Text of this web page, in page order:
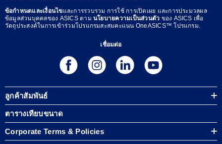
ข้อกำหนดและเงื่อนไขและการรวบรวม การใช้ การเปิดเผย และการประมวลผล
ข้อมูลส่วนบุคคลของ ASICS ตาม นโยบายความเป็นส่วนตัว ของ ASICS เพื่อ
วัตถุประสงค์ในการเข้าร่วมโปรแกรมสะสมคะแนน OneASICS™ โปรแกรม.
เชื่อมต่อ
ลูกค้าสัมพันธ์
ตารางเทียบขนาด
Corporate Terms & Policies